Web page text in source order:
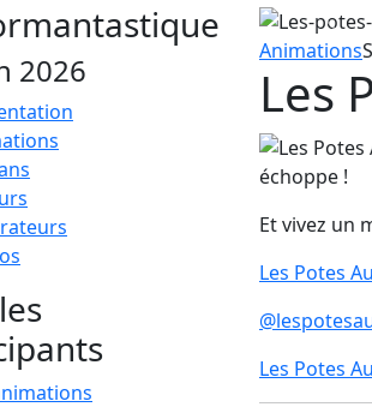
2026
Animations
Les
échoppe !
Et vivez un
Les Potes
Les Potes